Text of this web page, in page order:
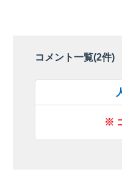
コメント一覧(2件)
※